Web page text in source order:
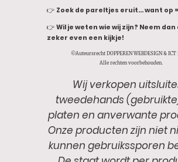
👉 Zoek de pareltjes eruit… want op
👉 Wil je weten wie wij zijn? Neem
zeker even een kijkje!
©Auteursrecht DOPPEREN WEBDESIGN & ICT
Alle rechten voorbehouden.
Wij verkopen
tweedehands
platen en anverwante
Onze producten zijn niet
kunnen gebruikssporen